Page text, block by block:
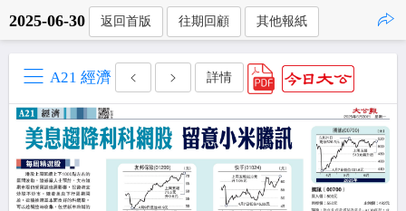
2025-06-30 返回首版 往期回顧 其他報紙
A21 經濟 詳情